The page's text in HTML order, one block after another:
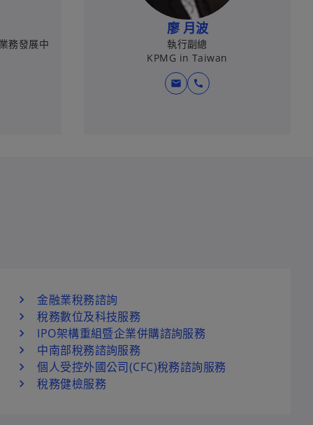
務發展中
廖 月波
執行副總
KPMG in Taiwan
mail call
金融業稅務諮詢
稅務數位及科技服務
IPO架構重組暨企業併購諮詢服務
中南部稅務諮詢服務
個人受控外國公司(CFC)稅務諮詢服務
稅務健檢服務